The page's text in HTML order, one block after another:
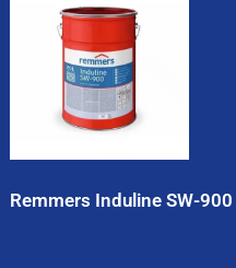
Remmers Induline SW-900